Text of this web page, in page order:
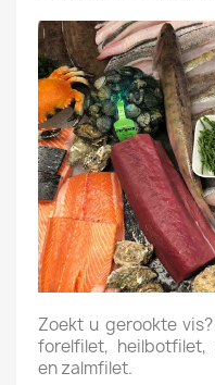
Zoekt u gerookte
forelfilet, heilbotfilet,
en zalmfilet.